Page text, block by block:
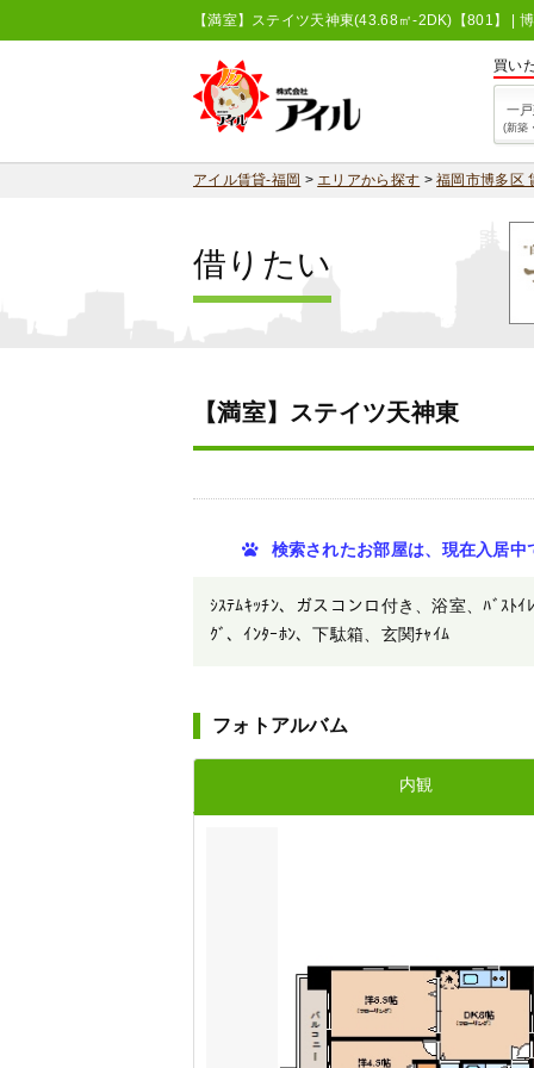
【満室】ステイツ天神東(43.68㎡-2DK)【801】 |
買い
一
(新築
アイル賃貸-福岡 >エリアから探す >福岡市博多区
借りたい
【満室】ステイツ天神東
検索されたお部屋は、現在入居
ｼｽﾃﾑｷｯﾁﾝ、ガスコンロ付き、浴室、ﾊﾞｽﾄ
ｸﾞ、ｲﾝﾀｰﾎﾝ、下駄箱、玄関ﾁｬｲﾑ
フォトアルバム
内観